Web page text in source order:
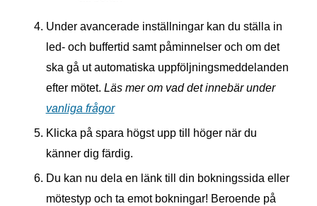
Under avancerade inställningar kan du ställa in
led- och buffertid samt påminnelser och om det
ska gå ut automatiska uppföljningsmeddelanden
efter mötet. Läs mer om vad det innebär under
vanliga frågor
Klicka på spara högst upp till höger när du
känner dig färdig.
Du kan nu dela en länk till din bokningssida eller
mötestyp och ta emot bokningar! Beroende på